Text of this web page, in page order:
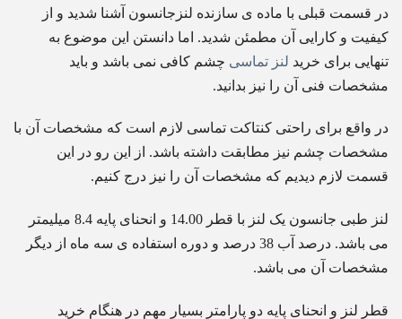
در قسمت قبلی با ماده ی سازنده لنزجانسون آشنا شدید و از
کیفیت و کارایی آن مطمئن شدید. اما دانستن این موضوع به
تنهایی برای خرید لنز تماسی چشم کافی نمی باشد و باید
مشخصات فنی آن را نیز بدانید.
در واقع برای راحتی کنتاکت تماسی لازم است که مشخصات آن با
مشخصات چشم نیز مطابقت داشته باشد. از این رو در این
قسمت لازم دیدیم که مشخصات آن را نیز درج کنیم.
لنز طبی جانسون یک لنز با قطر 14.00 و انحنای پایه 8.4 میلیمتر
می باشد. درصد آب 38 درصد و دوره استفاده ی سه ماه از دیگر
مشخصات آن می باشد.
قطر لنز و انحنای پایه دو پارامتر بسیار مهم در هنگام خرید